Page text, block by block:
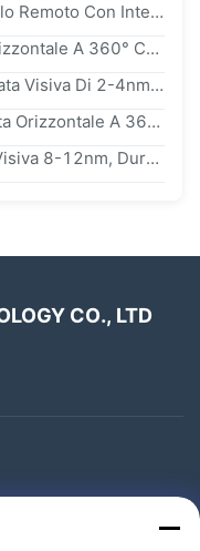
Lanterna Solare Marina A Controllo Remoto Con Intensità Luminosa Di 3-6 Nm E Caricabatterie Esterna Per La Navigazione Marina
Fanale Solare Marino A Uscita Orizzontale A 360° Con Durata LED >100.000 Ore E Uscita 5w *4 Per La Navigazione Marittima
Lanterna Solare Marina Con Portata Visiva Di 2-4nm, Divergenza Verticale Di 8° E Funzionamento Automatico Dall'alba Al Tramonto
Lanterna Solare Marina Con Uscita Orizzontale A 360 Gradi, Funzionamento Crepuscolare E Batteria Agli Ioni Di Litio
Lanterna Marina Solare, Portata Visiva 8-12nm, Durata LED 100000h
CO., LTD